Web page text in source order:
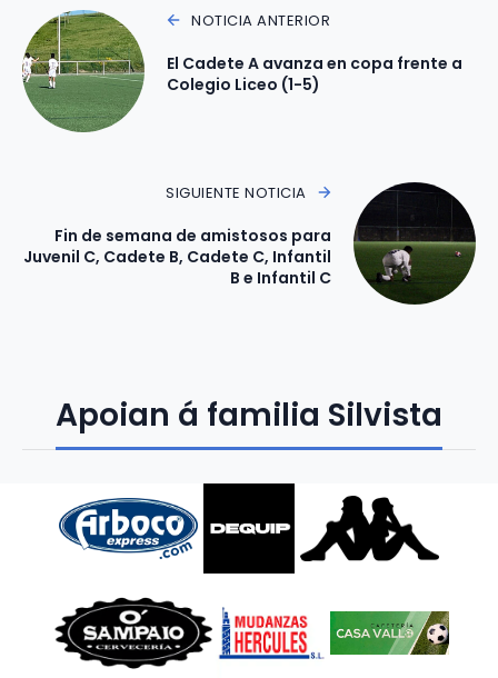
NOTICIA ANTERIOR
El Cadete A avanza en copa frente a
Colegio Liceo (1-5)
SIGUIENTE NOTICIA
Fin de semana de amistosos para
Juvenil C, Cadete B, Cadete C, Infantil
B e Infantil C
Apoian á familia Silvista